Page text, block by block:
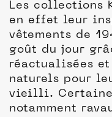
Les collections
en effet leur
vêtements de
goût du jour
réactualisées
naturels pour
vieilli.
notamment